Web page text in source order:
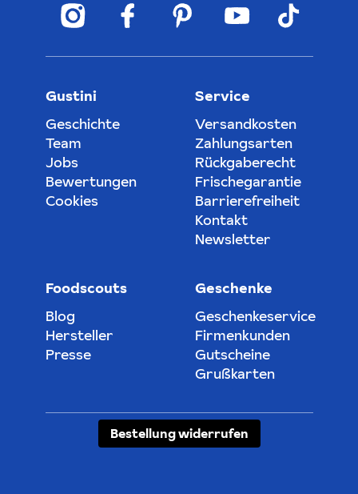
Gustini
Geschichte
Team
Jobs
Bewertungen
Cookies
Service
Versandkosten
Zahlungsarten
Rückgaberecht
Frischegarantie
Barrierefreiheit
Kontakt
Newsletter
Foodscouts
Blog
Hersteller
Presse
Geschenke
Geschenkeservice
Firmenkunden
Gutscheine
Grußkarten
Bestellung widerrufen